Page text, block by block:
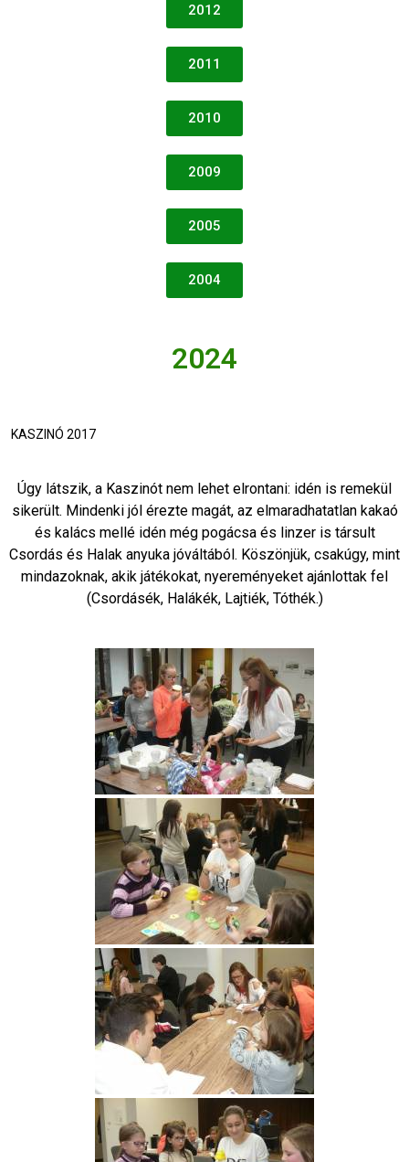
2012
2011
2010
2009
2005
2004
2024
KASZINÓ 2017
Úgy látszik, a Kaszinót nem lehet elrontani: idén is remekül
sikerült. Mindenki jól érezte magát, az elmaradhatatlan kakaó
és kalács mellé idén még pogácsa és linzer is társult
Csordás és Halak anyuka jóváltából. Köszönjük, csakúgy, mint
mindazoknak, akik játékokat, nyereményeket ajánlottak fel
(Csordásék, Halákék, Lajtiék, Tóthék.)